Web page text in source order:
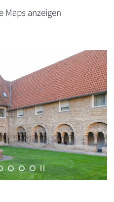
Maps anzeigen